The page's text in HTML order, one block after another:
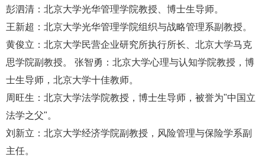
彭泗清：北京大学光华管理学院教授、博士生导师。
王新超：北京大学光华管理学院组织与战略管理系副教授。
黄俊立：北京大学民营企业研究所执行所长、北京大学马克
思学院副教授。 张智勇：北京大学心理与认知学院教授，博
士生导师，北京大学十佳教师。
周旺生：北京大学法学院教授，博士生导师，被誉为"中国立
法学之父"。
刘新立：北京大学经济学院副教授，风险管理与保险学系副
主任。